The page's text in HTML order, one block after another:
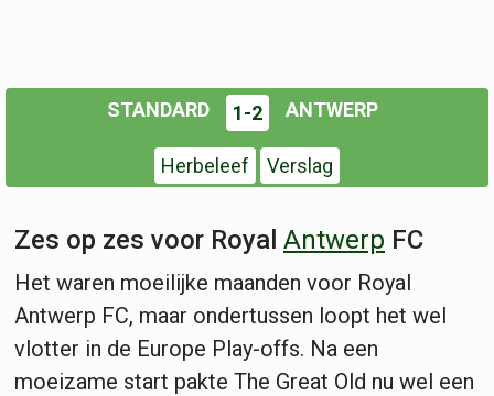
STANDARD 1-2 ANTWERP
Herbeleef Verslag
Zes op zes voor Royal Antwerp FC
Het waren moeilijke maanden voor Royal
Antwerp FC, maar ondertussen loopt het wel
vlotter in de Europe Play-offs. Na een
moeizame start pakte The Great Old nu wel een